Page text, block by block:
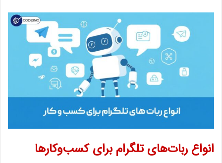
انواع ربات‌های تلگرام برای کسب‌وکارها